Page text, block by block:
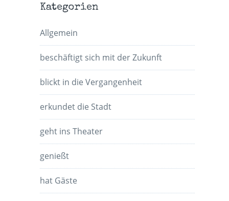
Kategorien
Allgemein
beschäftigt sich mit der Zukunft
blickt in die Vergangenheit
erkundet die Stadt
geht ins Theater
genießt
hat Gäste